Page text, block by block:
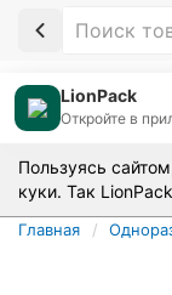
LionPack
Пользуясь
куки. Так
Главная